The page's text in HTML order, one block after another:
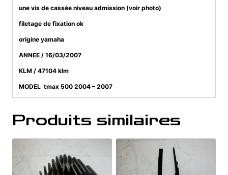
une vis de cassée niveau admission (voir photo)
filetage de fixation ok
origine yamaha
ANNEE / 16/03/2007
KLM / 47104 klm
MODEL tmax 500 2004 – 2007
Produits similaires